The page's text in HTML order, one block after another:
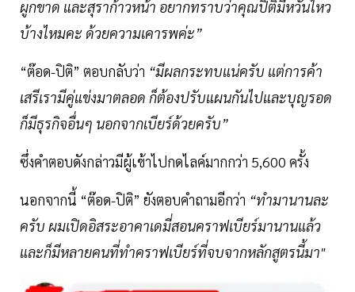
ผูกขาด และสุราก้าวหน้า อยากทราบว่าคุณปิติมีหวั่นไหว
บ้างไหมคะ ด้วยความเคารพค่ะ”
“ต๊อด-ปิติ” ตอบกลับว่า “มีผลกระทบแน่ครับ แต่การค้า
เสรีเรามีคู่แข่งมาตลอด ก็ต้องปรับแผนกันไปและบุญรอด
ก็มีธุรกิจอื่นๆ นอกจากเบียร์ด้วยครับ”
ซึ่งคำตอบดังกล่าวมีผู้เข้าไปกดไลค์มากกว่า 5,600 ครั้ง
นอกจากนี้ “ต๊อด-ปิติ” ยังตอบคำถามอีกว่า “ทำมานานละ
ครับ ผมเปิดอิสระอาคาเดมี่สอนคราฟเบียร์มานานแล้ว
และก็มีหลายคนที่ทำคราฟเบียร์ที่จบจากหลักสูตรนี้มา"